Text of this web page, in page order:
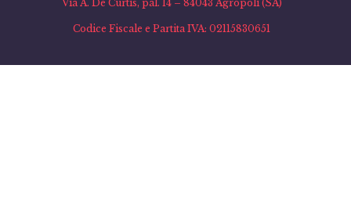
Via A. De Curtis, pal. 14 – 84043 Agropoli (SA)
Codice Fiscale e Partita IVA: 02115830651